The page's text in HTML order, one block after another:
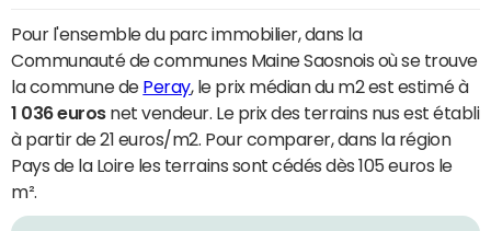
Pour l'ensemble du parc immobilier, dans la
Communauté de communes Maine Saosnois où se trouve
la commune de Peray, le prix médian du m2 est estimé à
1 036 eurosnet vendeur. Le prix des terrains nus est établi
à partir de 21 euros/m2. Pour comparer, dans la région
Pays de la Loire les terrains sont cédés dès 105 euros le
m².